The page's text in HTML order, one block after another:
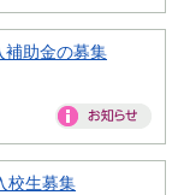
補助金の募集
校生募集